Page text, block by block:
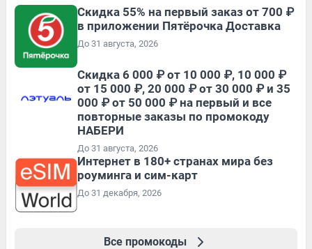
Скидка 55% на первый заказ от 700 ₽
в приложении Пятёрочка Доставка
До 31 августа, 2026
Скидка 6 000 ₽ от 10 000 ₽, 10 000 ₽
от 15 000 ₽, 20 000 ₽ от 30 000 ₽ и 35
000 ₽ от 50 000 ₽ на первый и все
повторные заказы по промокоду
НАБЕРИ
До 31 августа, 2026
Интернет в 180+ странах мира без
роуминга и сим-карт
До 31 декабря, 2026
Все промокоды